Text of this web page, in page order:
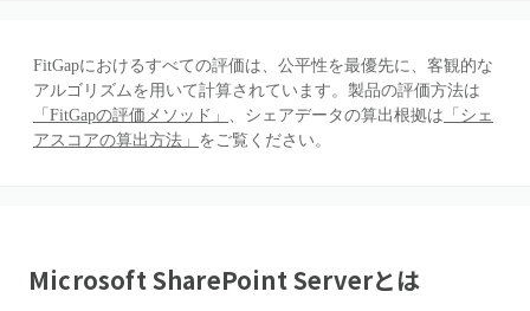
FitGapにおけるすべての評価は、公平性を最優先に、客観的な
アルゴリズムを用いて計算されています。製品の評価方法は
「FitGapの評価メソッド」 、シェアデータの算出根拠は 「シェ
アスコアの算出方法」 をご覧ください。
Microsoft SharePoint Serverとは